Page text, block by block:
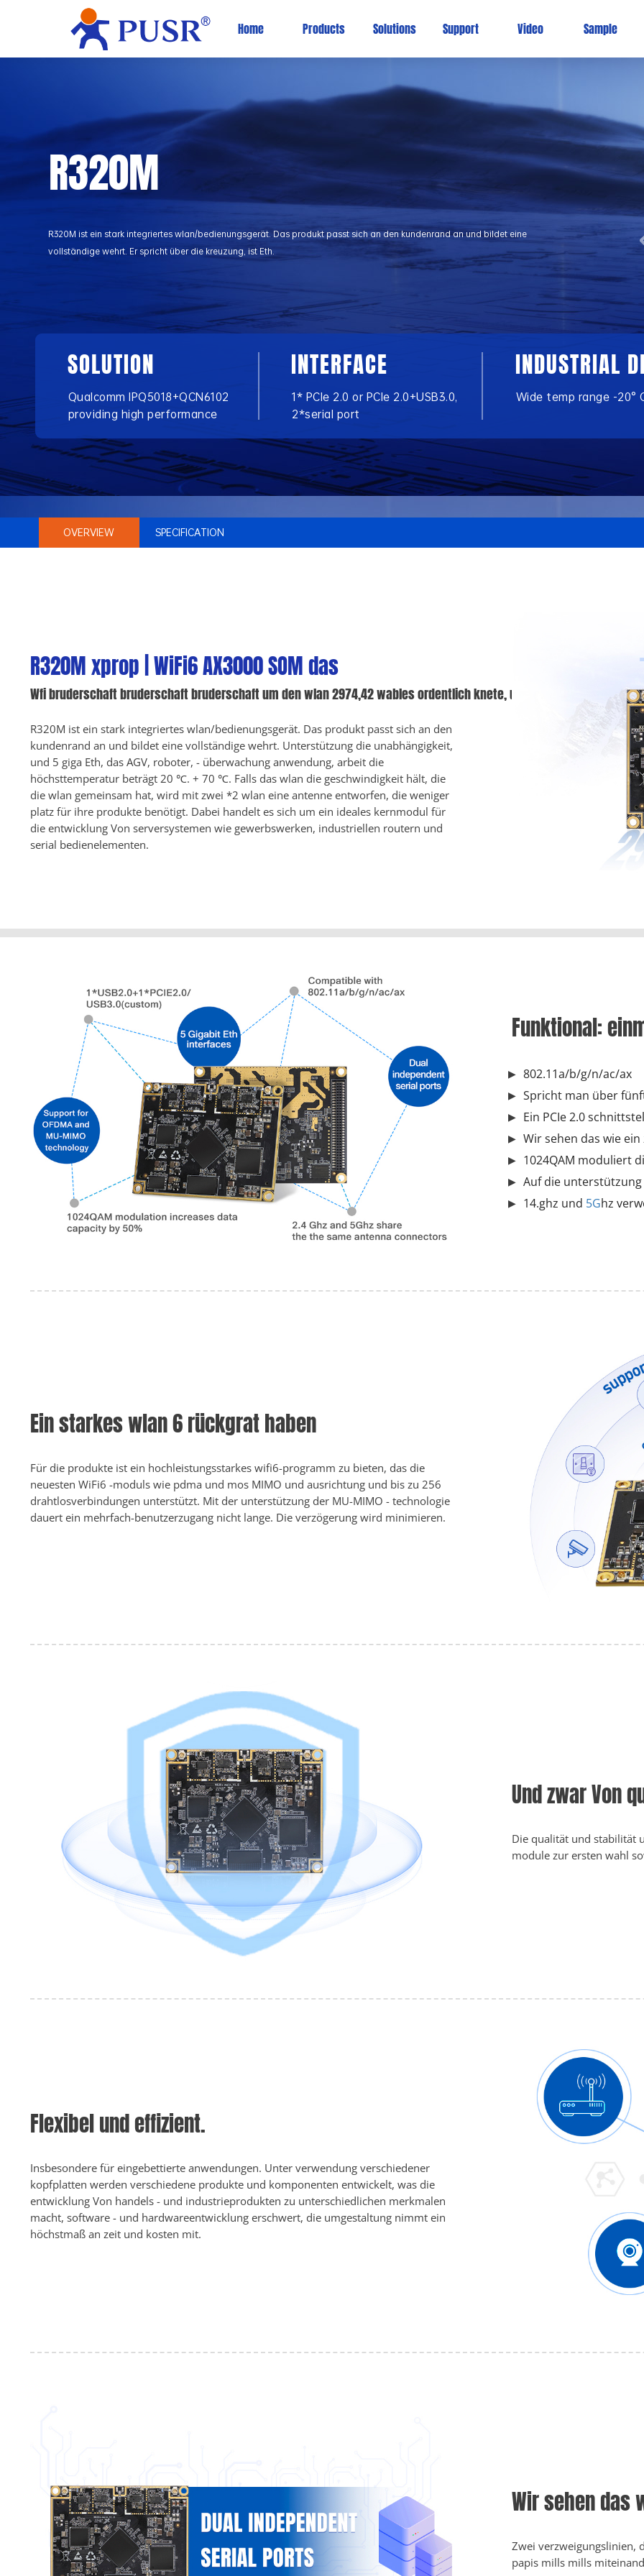
Home Products Solutions Support Video Sample
​R320M
R320M ist ein stark integriertes wlan/bedienungsgerät. Das produkt passt sich an den kundenrand an und bildet eine
vollständige wehrt. Er spricht über die kreuzung, ist Eth.
SOLUTION
Qualcomm IPQ5018+QCN6102
providing high performance
INTERFACE
1* PCIe 2.0 or PCIe 2.0+USB3.0,
2*serial port
INDUSTRIAL
Wide temp range -20°
OVERVIEW SPECIFICATION
R320M xprop | WiFi6 AX3000 SOM das
Wfi bruderschaft bruderschaft bruderschaft um den wlan 2974,42 wables ordentlich knete, und zwar mit dem wfi-
R320M ist ein stark integriertes wlan/bedienungsgerät. Das produkt passt sich an den
kundenrand an und bildet eine vollständige wehrt. Unterstützung die unabhängigkeit,
und 5 giga Eth, das AGV, roboter, - überwachung anwendung, arbeit die
höchsttemperatur beträgt 20 ℃. + 70 ℃. Falls das wlan die geschwindigkeit hält, die
die wlan gemeinsam hat, wird mit zwei *2 wlan eine antenne entworfen, die weniger
platz für ihre produkte benötigt. Dabei handelt es sich um ein ideales kernmodul für
die entwicklung Von serversystemen wie gewerbswerken, industriellen routern und
serial bedienelementen.
Funktional:
802.11a/b/g/n/ac/ax
Spricht man über
Ein PCIe 2.0
Wir sehen das wie
1024QAM moduliert
Auf die
14.ghz und 5Ghz
Ein starkes wlan 6 rückgrat haben
Für die produkte ist ein hochleistungsstarkes wifi6-programm zu bieten, das die
neuesten WiFi6 -moduls wie pdma und mos MIMO und ausrichtung und bis zu 256
drahtlosverbindungen unterstützt. Mit der unterstützung der MU-MIMO - technologie
dauert ein mehrfach-benutzerzugang nicht lange. Die verzögerung wird minimieren.
Und zwar Von
Die qualität und stabilität
module zur ersten wahl
Flexibel und effizient.
Insbesondere für eingebettierte anwendungen. Unter verwendung verschiedener
kopfplatten werden verschiedene produkte und komponenten entwickelt, was die
entwicklung Von handels - und industrieprodukten zu unterschiedlichen merkmalen
macht, software - und hardwareentwicklung erschwert, die umgestaltung nimmt ein
höchstmaß an zeit und kosten mit.
Wir sehen das
Zwei verzweigungslinien,
papis mills mills